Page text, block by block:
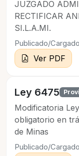
JUZGADO
RECTIFICAR
SI.L.A.MI.
Publicado/
Ver PDF
Ley 6475
Modificatoria
obligatorio en
de Minas
Publicado/